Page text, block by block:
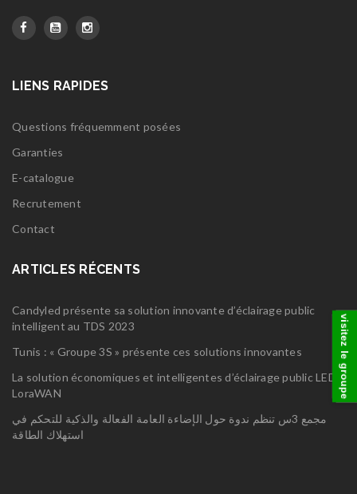
LIENS RAPIDES
Questions fréquemment posées
Garanties
E-catalogue
Recrutement
Contact
ARTICLES RÉCENTS
Candyled présente sa solution innovante d’éclairage public
intelligent au TDS 2023
Tunis : « Groupe 3S » présente ces solutions innovantes
La solution économiques et intelligentes d’éclairage public LED
LoraWAN
مجمع 3س تنظم ندوة حول الإضاءة العامة الفعالة والذكية للتحكم في
استهلاك الطاقة
visitez le groupe